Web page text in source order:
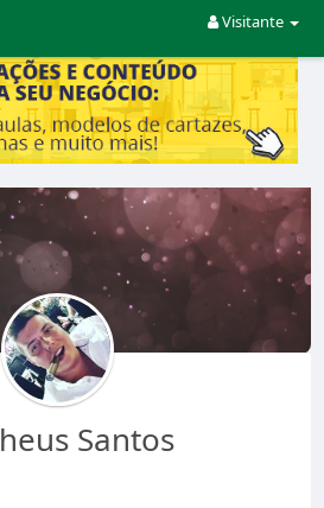
Visitante
Santos